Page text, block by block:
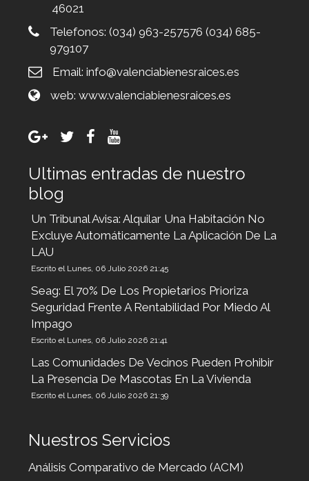
46021
Telefonos:(034) 963-257576 (034) 685-
979107
Email:info@valenciabienesraices.es
web:www.valenciabienesraices.es
Ultimas entradas de nuestro
blog
Un Tribunal Avisa: Alquilar Una Habitación No
Excluye Automáticamente La Aplicación De La
LAU
Escrito el Lunes, 06 Julio 2026 21:45
Seag: El 70% De Los Propietarios Prioriza
Seguridad Frente A Rentabilidad Por Miedo Al
Impago
Escrito el Lunes, 06 Julio 2026 21:41
Las Comunidades De Vecinos Pueden Prohibir
La Presencia De Mascotas En La Vivienda
Escrito el Lunes, 06 Julio 2026 21:39
Nuestros Servicios
Análisis Comparativo de Mercado (ACM)